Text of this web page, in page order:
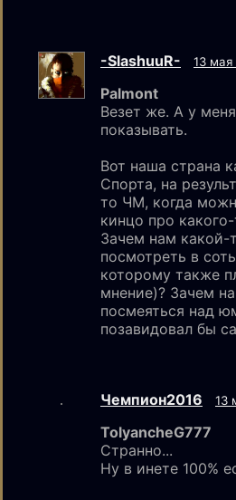
-SlashuuR- 13 мая
Palmont
Везет же. А у
показывать.
Вот наша страна
Спорта, на
то ЧМ, когда
кинцо про
Зачем нам
посмотреть в
которому также
мнение)? Зачем
посмеяться над
позавидовал бы
Чемпион2016 13
TolyancheG777
Странно...
Ну в инете 100%